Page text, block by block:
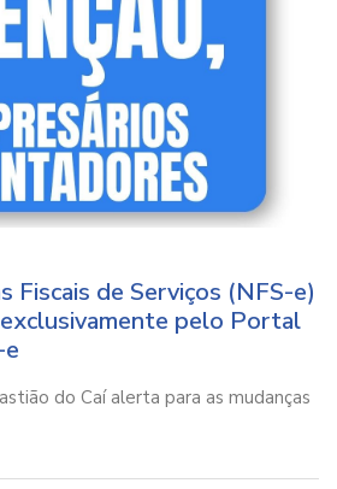
Fiscais de Serviços (NFS-e)
pelo Portal
do Caí alerta para as mudanças